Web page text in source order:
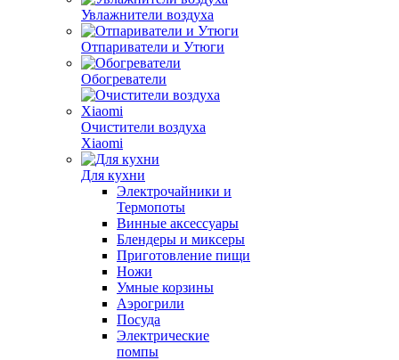
Увлажнители воздуха
Отпариватели и Утюги
Обогреватели
Очистители воздуха
Xiaomi
Для кухни
Электрочайники и
Термопоты
Винные аксессуары
Блендеры и миксеры
Приготовление пищи
Ножи
Умные корзины
Аэрогрили
Посуда
Электрические
помпы